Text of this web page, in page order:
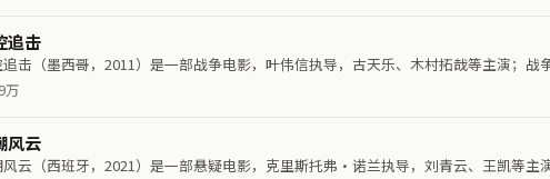
追击
击（墨西哥，2011）是一部战争电影，叶伟信执导，古天乐、木村拓哉等主演；战
万
风云
云（西班牙，2021）是一部悬疑电影，克里斯托弗·诺兰执导，刘青云、王凯等主